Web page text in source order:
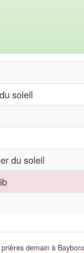
soleil
du soleil
demain à